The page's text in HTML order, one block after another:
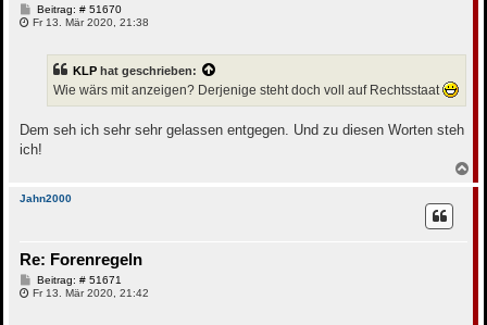
Beitrag: # 51670B
e
a
g
Fr 13. Mär 2020, 21:38
KLP hat geschrieben:
Wie wärs mit anzeigen? Derjenige steht doch voll auf Rechtsstaat
Dem seh ich sehr sehr gelassen entgegen. Und zu diesen Worten steh
ich!
a
Jahn2000
Re: Forenregeln
Beitrag: # 51671
e
Fr 13. Mär 2020, 21:42